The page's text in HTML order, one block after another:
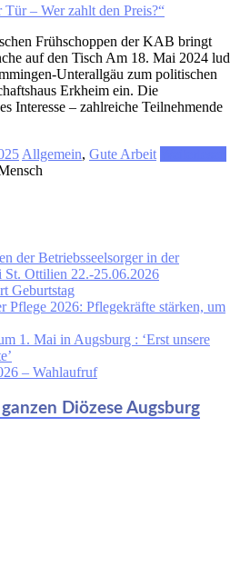
Frühschoppen der KAB bringt
auf den Tisch Am 18. Mai 2024 lud
Unterallgäu zum politischen
Erkheim ein. Die
Interesse – zahlreiche Teilnehmende
Allgemein, Gute Arbeit
der Betriebsseelsorger in der
St. Ottilien 22.-25.06.2026
Geburtstag
Pflege 2026: Pflegekräfte stärken, um
1. Mai in Augsburg : ‘Erst unsere
– Wahlaufruf
Diözese Augsburg